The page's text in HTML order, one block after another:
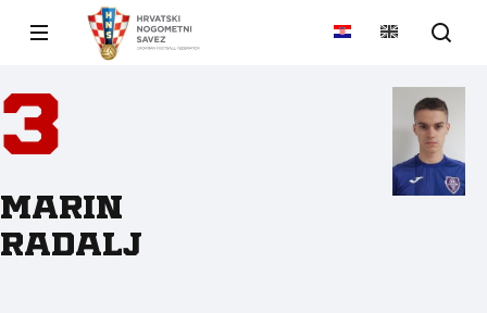
3
Marin
Radalj